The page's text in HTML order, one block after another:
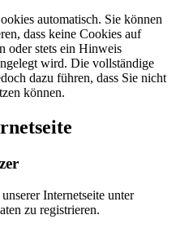
automatisch. Sie können
dass keine Cookies auf
oder stets ein Hinweis
wird. Die vollständige
dazu führen, dass Sie nicht
können.
Internetseite unter
zu registrieren.